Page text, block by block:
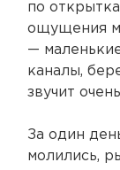
по
ощущения
—
каналы,
звучит
За один
молились,